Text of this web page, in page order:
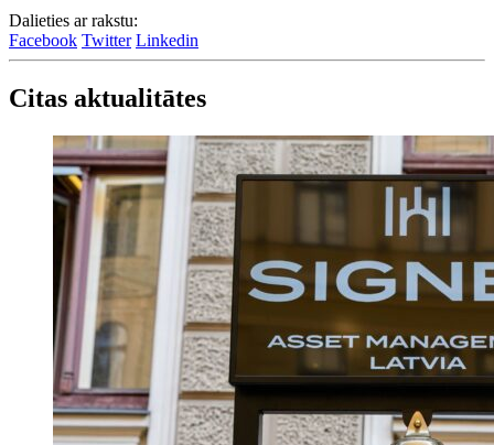
Dalieties ar rakstu:
Facebook Twitter Linkedin
Citas aktualitātes